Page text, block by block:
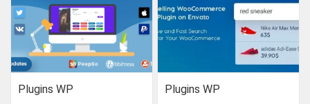
Plugins WP
Plugins WP